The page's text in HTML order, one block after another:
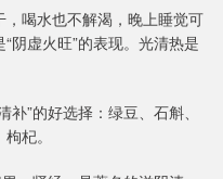
喝水也不解渴，晚上睡觉可
阴虚火旺”的表现。光清热是
”的好选择：绿豆、石斛、
杞。